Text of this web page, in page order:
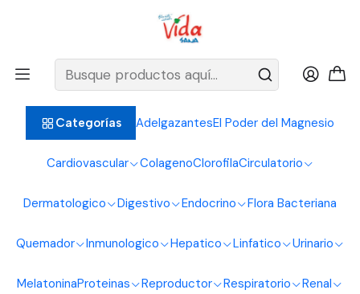
Categorías AdelgazantesEl Poder del Magnesio
Cardiovascular ColagenoClorofilaCirculatorio
Dermatologico Digestivo Endocrino Flora Bacteriana
Quemador Inmunologico Hepatico Linfatico Urinario
MelatoninaProteinas Reproductor Respiratorio Renal
BIENVENIDOS ALIMENTOS NATURALES VIDA SANA
Pomada De Calendula 50G Laboratorios Naturfar